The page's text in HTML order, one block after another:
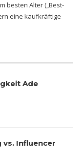
besten Alter („Best-
eine kaufkräftige
Ade
vs. Influencer